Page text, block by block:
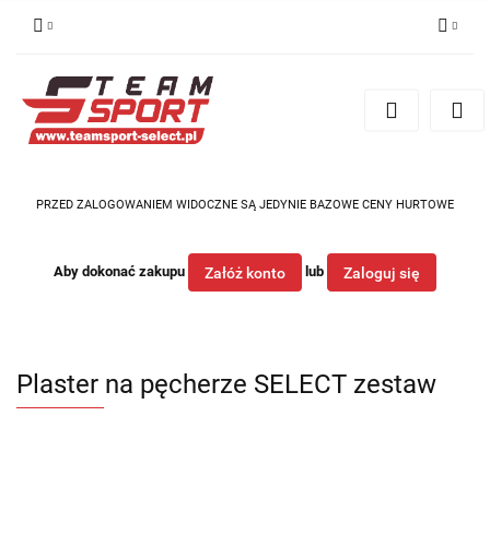
Zarejestruj się
PRZED ZALOGOWANIEM WIDOCZNE SĄ JEDYNIE BAZOWE CENY HURTOWE
Aby dokonać zakupu Załóż konto lub Zaloguj się
Plaster na pęcherze SELECT zestaw